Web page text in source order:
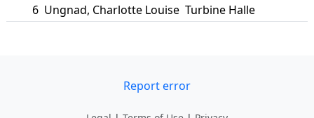
6 Ungnad, Charlotte Louise Turbine Halle
Report error